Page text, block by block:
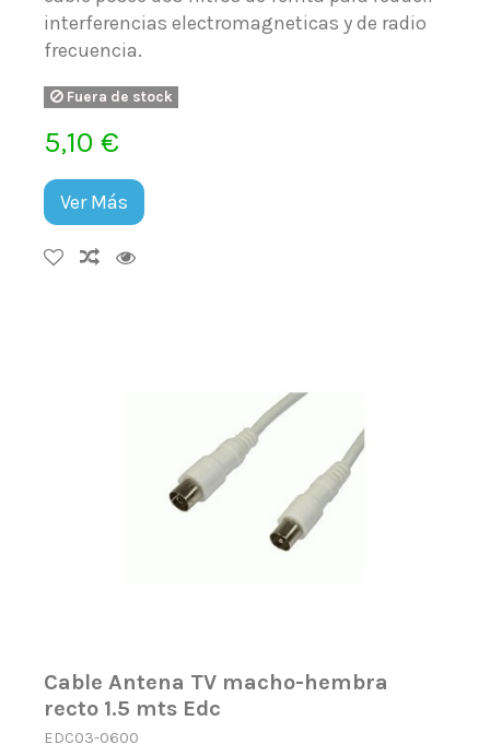
interferencias electromagneticas y de radio
frecuencia.
Fuera de stock
5,10 €
Ver Más
Cable Antena TV macho-hembra
recto 1.5 mts Edc
EDC03-0600